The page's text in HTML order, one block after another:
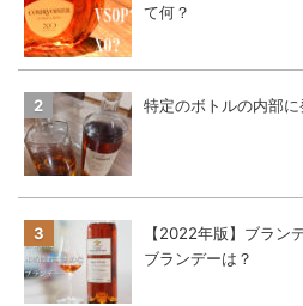
て何？
特定のボトルの内部
【2022年版】ブラン
ブランデーは？